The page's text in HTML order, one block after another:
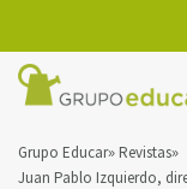
Grupo Educar Revistas
Juan Pablo Izquierdo,